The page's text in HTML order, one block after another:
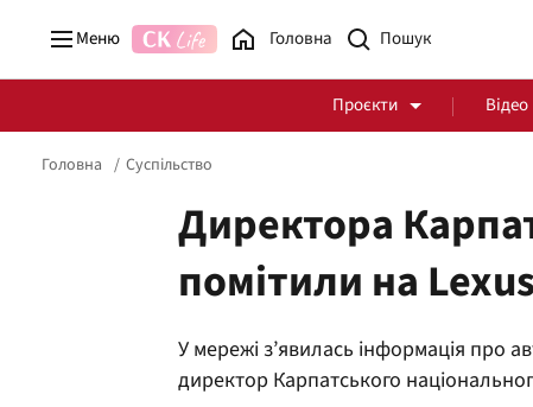
Меню Головна
Проєкти Відео
Стоп Політичній Корупції Чесні закупівлі
Здоров'я
Головна Суспільство
Директора
помітили на
У мережі з’явилась інформація про
директор Карпатського